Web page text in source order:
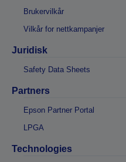
Brukervilkår
Vilkår for nettkampanjer
Juridisk
Safety Data Sheets
Partners
Epson Partner Portal
LPGA
Technologies